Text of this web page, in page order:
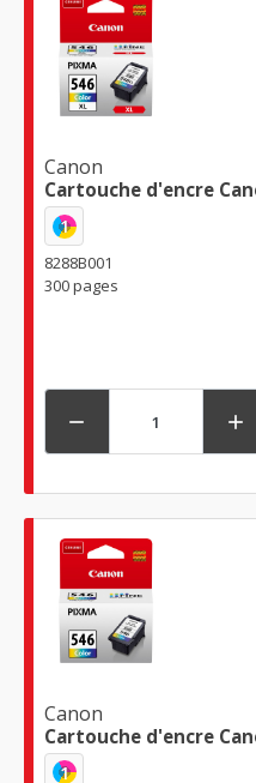
Canon
Cartouche d'encre
1
8288B001
300 pages
 
Canon
Cartouche d'encre
1